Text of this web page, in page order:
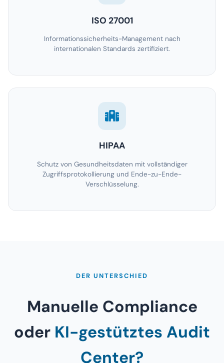
ISO 27001
Informationssicherheits-Management nach
internationalen Standards zertifiziert.
HIPAA
Schutz von Gesundheitsdaten mit vollständiger
Zugriffsprotokollierung und Ende-zu-Ende-
Verschlüsselung.
DER UNTERSCHIED
Manuelle Compliance
oder KI-gestütztes Audit
Center?